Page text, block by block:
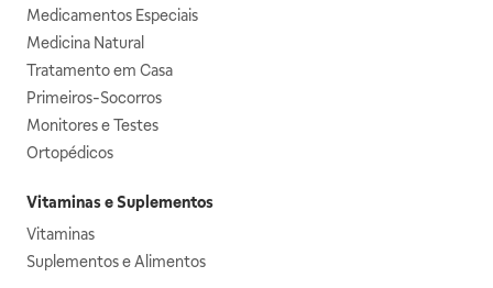
Medicamentos Especiais
Medicina Natural
Tratamento em Casa
Primeiros-Socorros
Monitores e Testes
Ortopédicos
Vitaminas e Suplementos
Vitaminas
Suplementos e Alimentos